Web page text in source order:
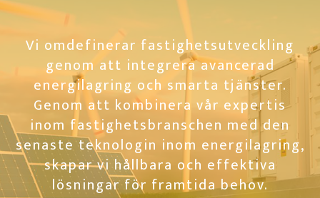
Vi omdefinerar fastighetsutveckling
genom att integrera avancerad
energilagring och smarta tjänster.
Genom att kombinera vår expertis
inom fastighetsbranschen med den
senaste teknologin inom energilagring,
skapar vi hållbara och effektiva
lösningar för framtida behov.